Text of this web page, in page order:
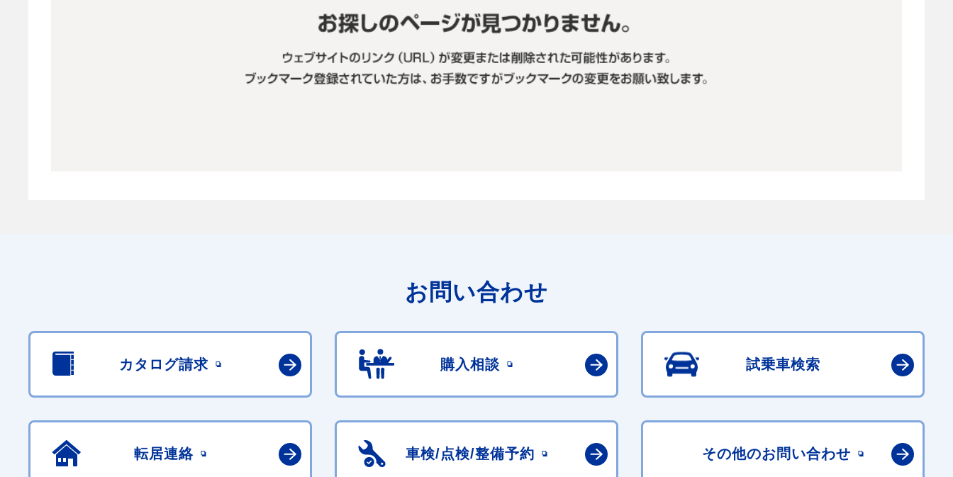
お問い合わせ
カタログ請求 購入相談 試乗車検索
転居連絡 車検/点検/整備予約 その他のお問い合わせ